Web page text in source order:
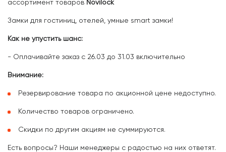
ассортимент товаров Novilock
Замки для гостиниц, отелей, умные smart замки!
Как не упустить шанс:
- Оплачивайте заказ с 26.03 до 31.03 включительно
Внимание:
Резервирование товара по акционной цене недоступно.
Количество товаров ограничено.
Скидки по другим акциям не суммируются.
Есть вопросы? Наши менеджеры с радостью на них ответят.